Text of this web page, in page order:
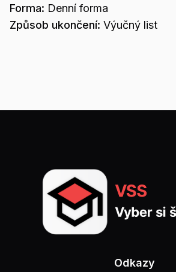
Forma: Denní forma
Způsob ukončení: Výučný list
Odkazy